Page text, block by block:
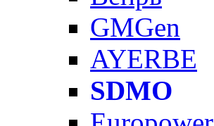
GMGen
AYERBE
SDMO